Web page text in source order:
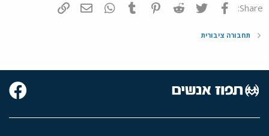
Share: פייסבוק Twitter
Reddit
Pinterest
Tumblr
WhatsAppדואר אלקטרוני
תחבורה ציבורית